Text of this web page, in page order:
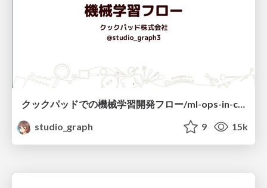
クックパッドでの機械学習開発フロー/ml-ops-in-cookpad
studio_graph
9 15k